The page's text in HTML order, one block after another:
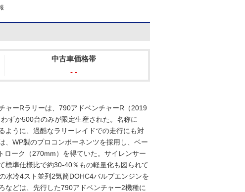
中古車価格帯
- -
ャーRラリーは、790アドベンチャーR（2019
ずか500台のみが限定生産された。名称に
ように、過酷なラリーレイドでの走行にも対
、WP製のプロコンポーネンツを採用し、ベー
ローク（270mm）を得ていた。サイレンサー
標準仕様比で約30-40％もの軽量化も図られて
水冷4スト並列2気筒DOHC4バルブエンジンを
などは、先行した790アドベンチャー2機種に